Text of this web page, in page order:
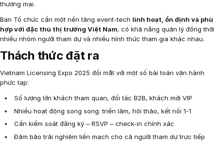
thương mại.
Ban Tổ chức cần một nền tảng event-tech linh hoạt, ổn định và phù
hợp với đặc thù thị trường Việt Nam, có khả năng quản lý đồng thời
nhiều nhóm người tham dự và nhiều hình thức tham gia khác nhau.
Thách thức đặt ra
Vietnam Licensing Expo 2025 đối mặt với một số bài toán vận hành
phức tạp:
Số lượng lớn khách tham quan, đối tác B2B, khách mời VIP
Nhiều hoạt động song song: triển lãm, hội thảo, kết nối 1-1
Cần kiểm soát đăng ký – RSVP – check-in chính xác
Đảm bảo trải nghiệm liền mạch cho cả người tham dự trực tiếp